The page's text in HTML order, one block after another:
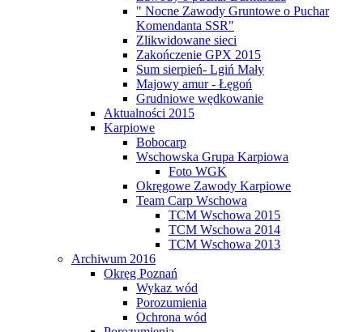
" Nocne Zawody Gruntowe o Puchar
Komendanta SSR"
Zlikwidowane sieci
Zakończenie GPX 2015
Sum sierpień- Lgiń Mały
Majowy amur - Łęgoń
Grudniowe wędkowanie
Aktualności 2015
Karpiowe
Bobocarp
Wschowska Grupa Karpiowa
Foto WGK
Okręgowe Zawody Karpiowe
Team Carp Wschowa
TCM Wschowa 2015
TCM Wschowa 2014
TCM Wschowa 2013
Archiwum 2016
Okręg Poznań
Wykaz wód
Porozumienia
Ochrona wód